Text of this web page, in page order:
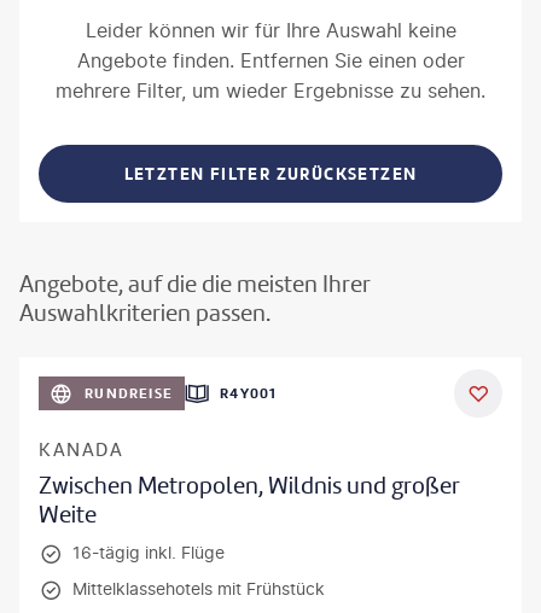
Leider können wir für Ihre Auswahl keine
Angebote finden. Entfernen Sie einen oder
mehrere Filter, um wieder Ergebnisse zu sehen.
LETZTEN FILTER ZURÜCKSETZEN
Angebote, auf die die meisten Ihrer
Auswahlkriterien passen.
RUNDREISE R4Y001
KANADA
Zwischen Metropolen, Wildnis und großer
Weite
16-tägig inkl. Flüge
Mittelklassehotels mit Frühstück